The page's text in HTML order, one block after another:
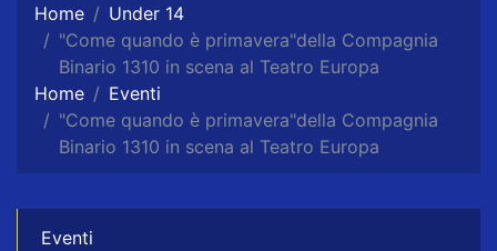
Home
Under 14
"Come quando è primavera"della Compagnia
Binario 1310 in scena al Teatro Europa
Home
Eventi
"Come quando è primavera"della Compagnia
Binario 1310 in scena al Teatro Europa
Eventi